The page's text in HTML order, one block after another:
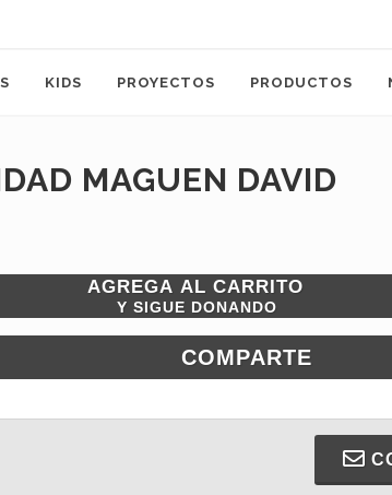
KIDS PROYECTOS PRODUCTOS
MAGUEN DAVID
AGREGA AL CARRITO
Y SIGUE DONANDO
COMPARTE